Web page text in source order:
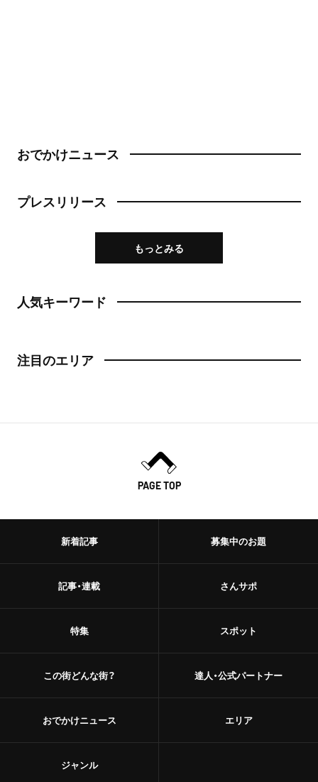
おでかけニュース
プレスリリース
もっとみる
人気キーワード
注目のエリア
PAGE TOP
新着記事
記事・連載
特集
この街どんな街？
おでかけニュース
募集中のお題
さんサポ
スポット
達人・公式パートナー
エリア
ジャンル